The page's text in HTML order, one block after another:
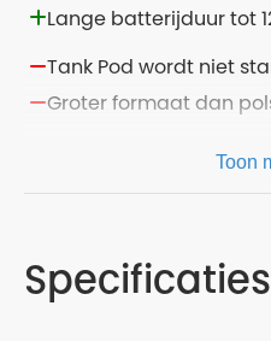
Lange batterijduur tot
Tank Pod wordt niet
Groter formaat dan
Toon
Specificaties